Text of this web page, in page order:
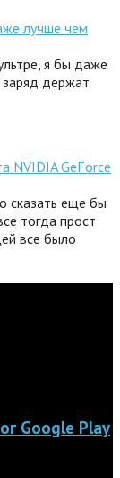
лучше чем
я бы даже
заряд держат
NVIDIA GeForce
сказать еще бы
тогда прост
все было
Google Play